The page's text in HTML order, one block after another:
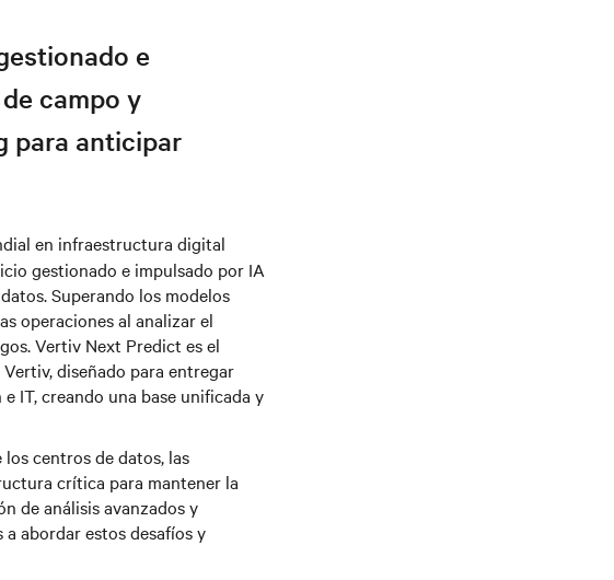
e
campo y
para anticipar
en infraestructura digital
gestionado e impulsado por IA
Superando los modelos
operaciones al analizar el
Vertiv Next Predict es el
diseñado para entregar
IT, creando una base unificada y
centros de datos, las
crítica para mantener la
de análisis avanzados y
abordar estos desafíos y